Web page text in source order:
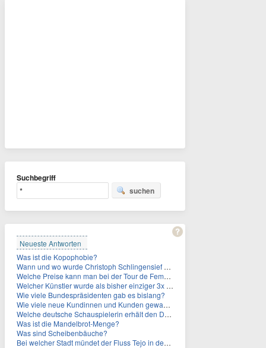
Suchbegriff
suchen
Neueste Antworten
Was ist die Kopophobie?
Wann und wo wurde Christoph Schlingensief geboren?
Welche Preise kann man bei der Tour de Femmes 2026 gewinnen?
Welcher Künstler wurde als bisher einziger 3x in die Rock and Roll Hall of Fame aufgenommen?
Wie viele Bundespräsidenten gab es bislang?
Wie viele neue Kundinnen und Kunden gewann MagentaTV allein durch die WM hinzu?
Welche deutsche Schauspielerin erhält den Deutschen Kulturpolitikpreis?
Was ist die Mandelbrot-Menge?
Was sind Scheibenbäuche?
Bei welcher Stadt mündet der Fluss Tejo in den Atlantik?